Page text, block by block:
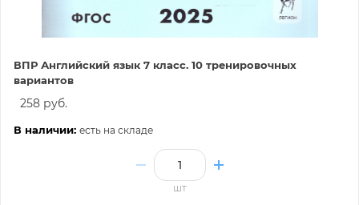
ВПР Английский язык 7 класс. 10 тренировочных
вариантов
258 руб.
В наличии: есть на складе
шт